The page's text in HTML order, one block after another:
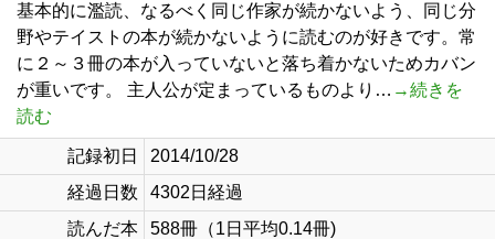
基本的に濫読、なるべく同じ作家が続かないよう、同じ分
野やテイストの本が続かないように読むのが好きです。常
に２～３冊の本が入っていないと落ち着かないためカバン
が重いです。 主人公が定まっているものより… →続きを
読む
記録初日
2014/10/28
経過日数
4302日経過
読んだ本
588冊（1日平均0.14冊)